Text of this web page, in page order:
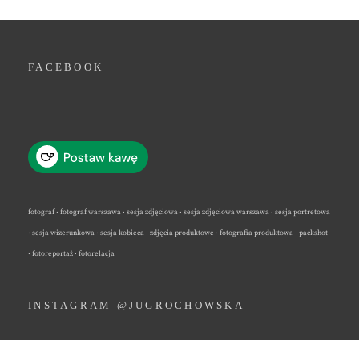
FACEBOOK
fotograf · fotograf warszawa · sesja zdjęciowa · sesja zdjęciowa warszawa · sesja portretowa
· sesja wizerunkowa · sesja kobieca · zdjęcia produktowe · fotografia produktowa · packshot
· fotoreportaż · fotorelacja
INSTAGRAM @JUGROCHOWSKA